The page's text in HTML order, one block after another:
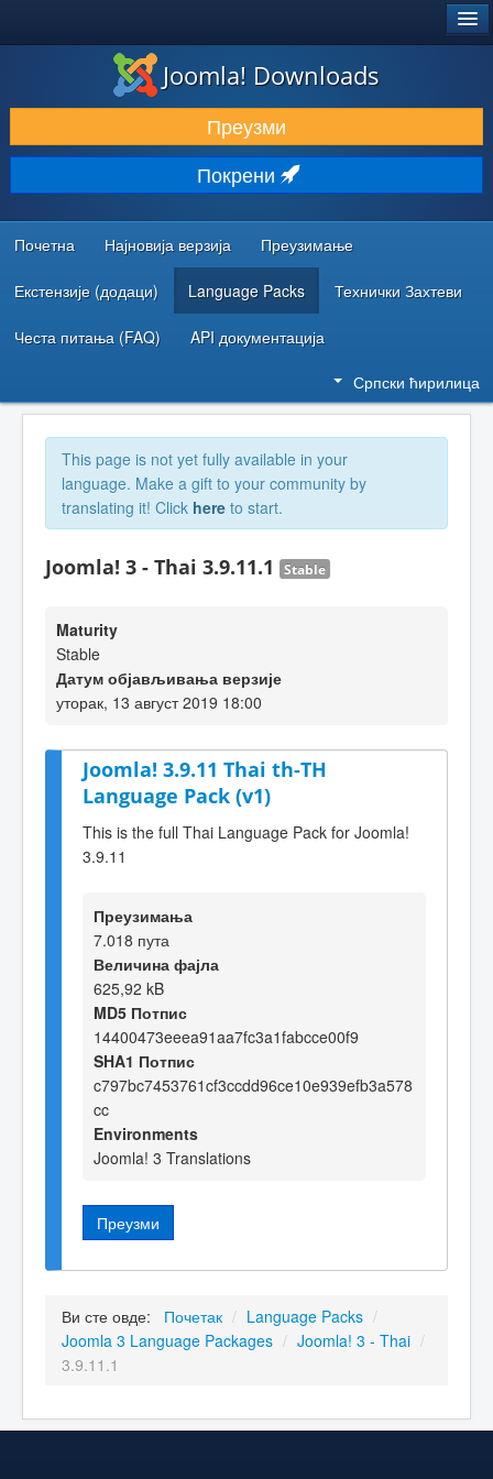
ПРЕУЗИМАЊЕ И ПРОШИРЕЊА (ЕКСТЕНЗИЈЕ)
ОТКРИЈТЕ И НАУЧИТЕ
ЗАЈЕДНИЦА И ПОДРШКА
РЕСУРСИ ЗА РАЗВОЈ
Joomla! Downloads
Преузми
Покрени
Почетна Најновија верзија Преузимање
Екстензије (додаци) Language Packs Технички Захтеви
Честа питања (FAQ) API документација
Српски ћирилица
This page is not yet fully available in your
language. Make a gift to your community by
translating it! Click here to start.
Joomla! 3 - Thai 3.9.11.1 Stable
Maturity
Stable
Датум објављивања верзије
уторак, 13 август 2019 18:00
Joomla! 3.9.11 Thai th-TH
Language Pack (v1)
This is the full Thai Language Pack for Joomla!
3.9.11
Преузимања
7.018 пута
Величина фајла
625,92 kB
MD5 Потпис
14400473eeea91aa7fc3a1fabcce00f9
SHA1 Потпис
c797bc7453761cf3ccdd96ce10e939efb3a578
cc
Environments
Joomla! 3 Translations
Преузми
Ви сте овде: Почетак / Language Packs /
Joomla 3 Language Packages / Joomla! 3 - Thai /
3.9.11.1